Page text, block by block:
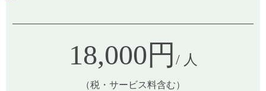
18,000円 / 人
（税・サービス料含む）